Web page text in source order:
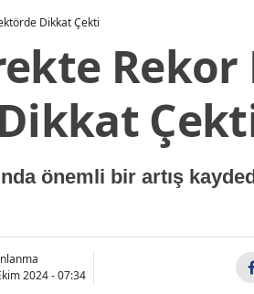
Dikkat Çekti
Rekor
önemli bir artış
2024 - 07:34